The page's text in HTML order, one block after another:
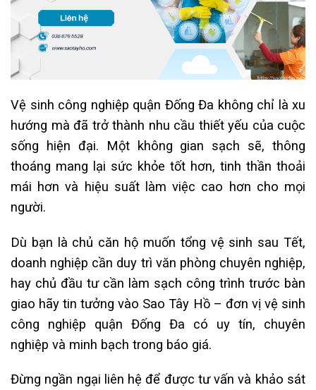
Vệ sinh công nghiệp quận Đống Đa không chỉ là xu
hướng mà đã trở thành nhu cầu thiết yếu của cuộc
sống hiện đại. Một không gian sạch sẽ, thông
thoáng mang lại sức khỏe tốt hơn, tinh thần thoải
mái hơn và hiệu suất làm việc cao hơn cho mọi
người.
Dù bạn là chủ căn hộ muốn tổng vệ sinh sau Tết,
doanh nghiệp cần duy trì văn phòng chuyên nghiệp,
hay chủ đầu tư cần làm sạch công trình trước bàn
giao hãy tin tưởng vào Sao Tây Hồ – đơn vị vệ sinh
công nghiệp quận Đống Đa có uy tín, chuyên
nghiệp và minh bạch trong báo giá.
Đừng ngần ngại liên hệ để được tư vấn và khảo sát